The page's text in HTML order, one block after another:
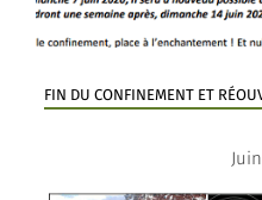
FIN DU CONFINEMENT ET